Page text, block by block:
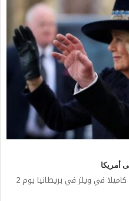
أمريكا
رويترز- الملك تشارلز ملك بيطانيا وزوجته كاميلا في ويلز في بريطانيا يوم 2